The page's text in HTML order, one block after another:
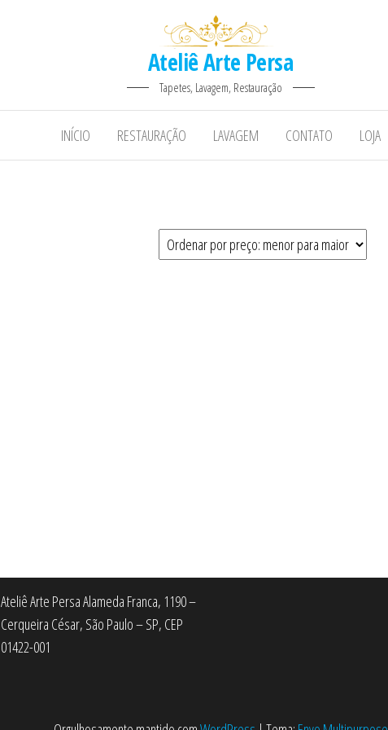
Ateliê Arte Persa
Tapetes, Lavagem, Restauração
INÍCIO RESTAURAÇÃO LAVAGEM CONTATO LOJA
Ateliê Arte Persa Alameda Franca, 1190 –
Cerqueira César, São Paulo – SP, CEP
01422-001